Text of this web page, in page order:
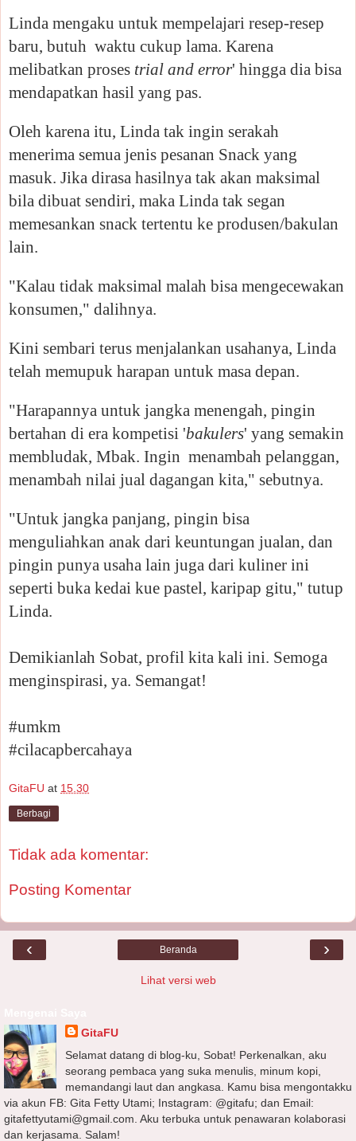
Linda mengaku untuk mempelajari resep-resep
baru, butuh waktu cukup lama. Karena
melibatkan proses trial and error' hingga dia bisa
mendapatkan hasil yang pas.
Oleh karena itu, Linda tak ingin serakah
menerima semua jenis pesanan Snack yang
masuk. Jika dirasa hasilnya tak akan maksimal
bila dibuat sendiri, maka Linda tak segan
memesankan snack tertentu ke produsen/bakulan
lain.
"Kalau tidak maksimal malah bisa mengecewakan
konsumen," dalihnya.
Kini sembari terus menjalankan usahanya, Linda
telah memupuk harapan untuk masa depan.
"Harapannya untuk jangka menengah, pingin
bertahan di era kompetisi 'bakulers' yang semakin
membludak, Mbak. Ingin menambah pelanggan,
menambah nilai jual dagangan kita," sebutnya.
"Untuk jangka panjang, pingin bisa
menguliahkan anak dari keuntungan jualan, dan
pingin punya usaha lain juga dari kuliner ini
seperti buka kedai kue pastel, karipap gitu," tutup
Linda.
Demikianlah Sobat, profil kita kali ini. Semoga
menginspirasi, ya. Semangat!
#umkm
#cilacapbercahaya
GitaFU at 15.30
Berbagi
Tidak ada komentar:
Posting Komentar
‹ ›
Beranda
Lihat versi web
GitaFU
Selamat datang di blog-ku, Sobat! Perkenalkan, aku
seorang pembaca yang suka menulis, minum kopi,
memandangi laut dan angkasa. Kamu bisa mengontakku
via akun FB: Gita Fetty Utami; Instagram: @gitafu; dan Email:
gitafettyutami@gmail.com. Aku terbuka untuk penawaran kolaborasi
dan kerjasama. Salam!